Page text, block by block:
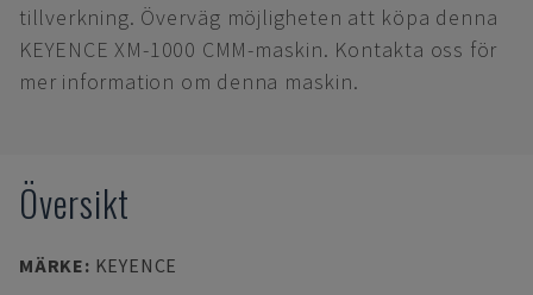
tillverkning. Överväg möjligheten att köpa denna
KEYENCE XM-1000 CMM-maskin. Kontakta oss för
mer information om denna maskin.
Översikt
MÄRKE: KEYENCE